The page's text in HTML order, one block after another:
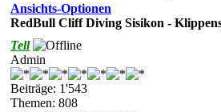
Ansichts-Optionen
RedBull Cliff Diving Sisikon -
Tell
Admin
Beiträge: 1'543
Themen: 808